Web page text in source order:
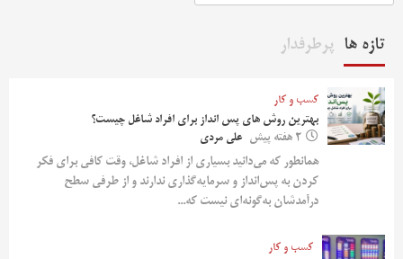
تازه ها پرطرفدار
کسب و کار
بهترین روش‌ های پس‌ انداز برای افراد شاغل چیست؟
2 هفته پیش
علی مردی
همانطور که می‌دانید بسیاری از افراد شاغل، وقت کافی برای فکر
کردن به پس‌انداز و سرمایه‌گذاری ندارند و از طرفی سطح
درآمدشان به‌گونه‌ای نیست که...
کسب و کار